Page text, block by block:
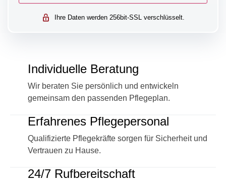
Ihre Daten werden 256bit-SSL verschlüsselt.
Individuelle Beratung
Wir beraten Sie persönlich und entwickeln
gemeinsam den passenden Pflegeplan.
Erfahrenes Pflegepersonal
Qualifizierte Pflegekräfte sorgen für Sicherheit und
Vertrauen zu Hause.
24/7 Rufbereitschaft